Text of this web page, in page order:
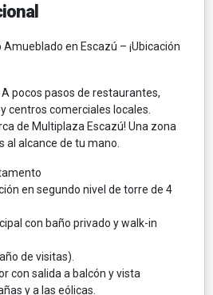
en Escazú – ¡Ubicación
pocos pasos de restaurantes,
centros comerciales locales.
de Multiplaza Escazú! Una zona
al alcance de tu mano.
en segundo nivel de torre de 4
con baño privado y walk-in
de visitas).
con salida a balcón y vista
y a las eólicas.